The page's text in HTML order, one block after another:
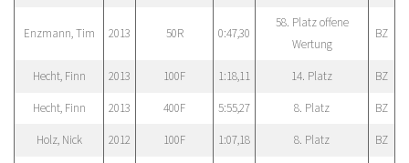
Enzmann, Tim 2013 50R 0:47,30
58. Platz offene
Wertung
BZ
Hecht, Finn 2013 100F 1:18,11 14. Platz BZ
Hecht, Finn 2013 400F 5:55,27 8. Platz BZ
Holz, Nick 2012 100F 1:07,18 8. Platz BZ